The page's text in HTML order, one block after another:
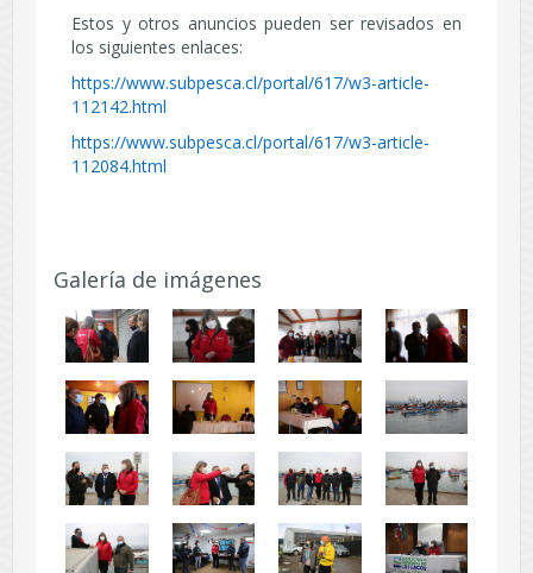
Estos y otros anuncios pueden ser revisados en
los siguientes enlaces:
https://www.subpesca.cl/portal/617/w3-article-
112142.html
https://www.subpesca.cl/portal/617/w3-article-
112084.html
Galería de imágenes